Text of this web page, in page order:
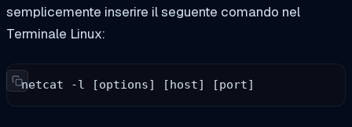
semplicemente inserire il seguente comando nel
Terminale Linux:
netcat -l [options] [host] [port]